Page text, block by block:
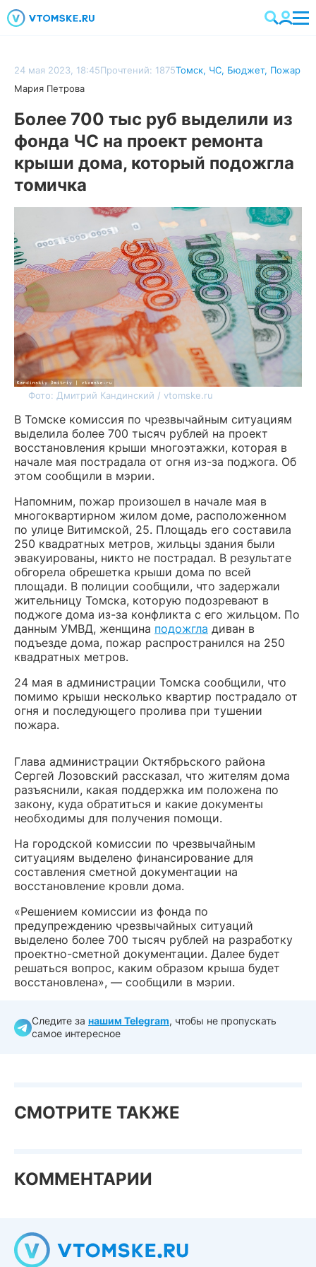
24 мая 2023, 18:45Прочтений: 1875Томск, ЧС, Бюджет, Пожар
Мария Петрова
Более 700 тыс руб выделили из
фонда ЧС на проект ремонта
крыши дома, который подожгла
томичка
Фото: Дмитрий Кандинский / vtomske.ru
В Томске комиссия по чрезвычайным ситуациям
выделила более 700 тысяч рублей на проект
восстановления крыши многоэтажки, которая в
начале мая пострадала от огня из-за поджога. Об
этом сообщили в мэрии.
Напомним, пожар произошел в начале мая в
многоквартирном жилом доме, расположенном
по улице Витимской, 25. Площадь его составила
250 квадратных метров, жильцы здания были
эвакуированы, никто не пострадал. В результате
обгорела обрешетка крыши дома по всей
площади. В полиции сообщили, что задержали
жительницу Томска, которую подозревают в
поджоге дома из-за конфликта с его жильцом. По
данным УМВД, женщина подожгла диван в
подъезде дома, пожар распространился на 250
квадратных метров.
24 мая в администрации Томска сообщили, что
помимо крыши несколько квартир пострадало от
огня и последующего пролива при тушении
пожара.
Глава администрации Октябрьского района
Сергей Лозовский рассказал, что жителям дома
разъяснили, какая поддержка им положена по
закону, куда обратиться и какие документы
необходимы для получения помощи.
На городской комиссии по чрезвычайным
ситуациям выделено финансирование для
составления сметной документации на
восстановление кровли дома.
«Решением комиссии из фонда по
предупреждению чрезвычайных ситуаций
выделено более 700 тысяч рублей на разработку
проектно-сметной документации. Далее будет
решаться вопрос, каким образом крыша будет
восстановлена», — сообщили в мэрии.
Следите за нашим Telegram, чтобы не пропускать
самое интересное
СМОТРИТЕ ТАКЖЕ
КОММЕНТАРИИ